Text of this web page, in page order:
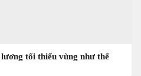
tối thiểu vùng như thế